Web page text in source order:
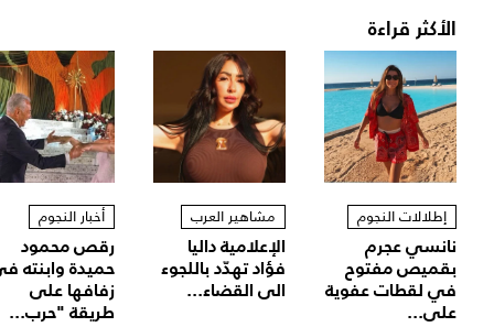
الأكثر قراءة
إطلالات النجوم
نانسي عجرم
بقميص مفتوح
في لقطات عفوية
على...
مشاهير العرب
الإعلامية داليا
فؤاد تهدّد باللجوء
الى القضاء...
أخبار النجوم
رقص محمود
حميدة وابنته
زفافها على
طريقة "حرب...